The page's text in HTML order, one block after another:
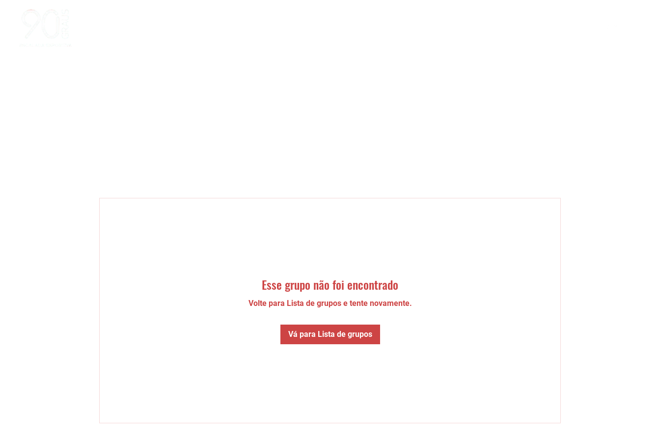
Esse grupo não foi encontrado
Volte para Lista de grupos e tente novamente.
Vá para Lista de grupos